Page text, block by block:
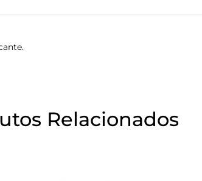
Relacionados